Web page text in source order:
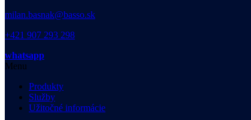
milan.basnak@basso.sk
+421 907 293 298
whatsapp
Menu
Produkty
Služby
Užitočné informácie